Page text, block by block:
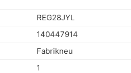
REG28JYL
140447914
Fabrikneu
1